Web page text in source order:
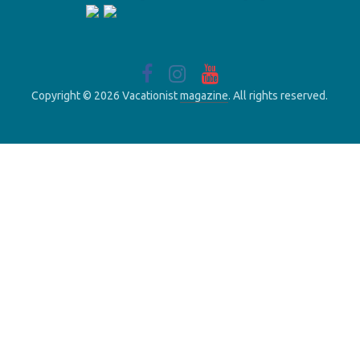
Copyright © 2026 Vacationistmagazine. All rights reserved.